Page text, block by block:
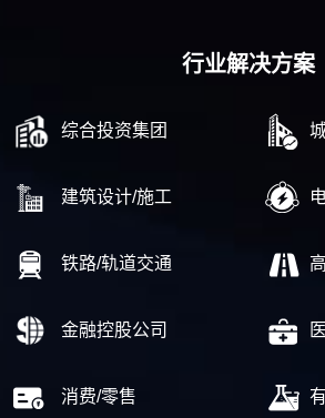
行业解决方案
综合投资集团
建筑设计/施工
铁路/轨道交通
金融控股公司
消费/零售